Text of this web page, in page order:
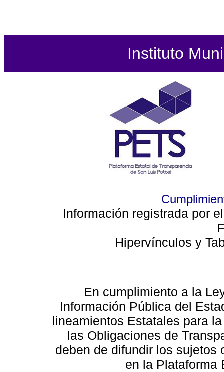
Instituto
Información registrada por
Hipervínculos y
En cumplimiento a la
Información Pública del
lineamientos Estatales para
las Obligaciones de
deben de difundir los sujetos
en la Plataforma